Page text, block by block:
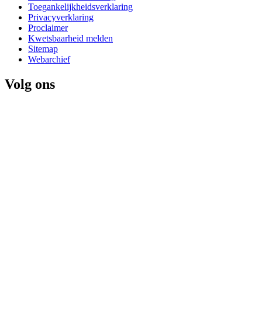
Toegankelijkheidsverklaring
Privacyverklaring
Proclaimer
Kwetsbaarheid melden
Sitemap
Webarchief
Volg ons